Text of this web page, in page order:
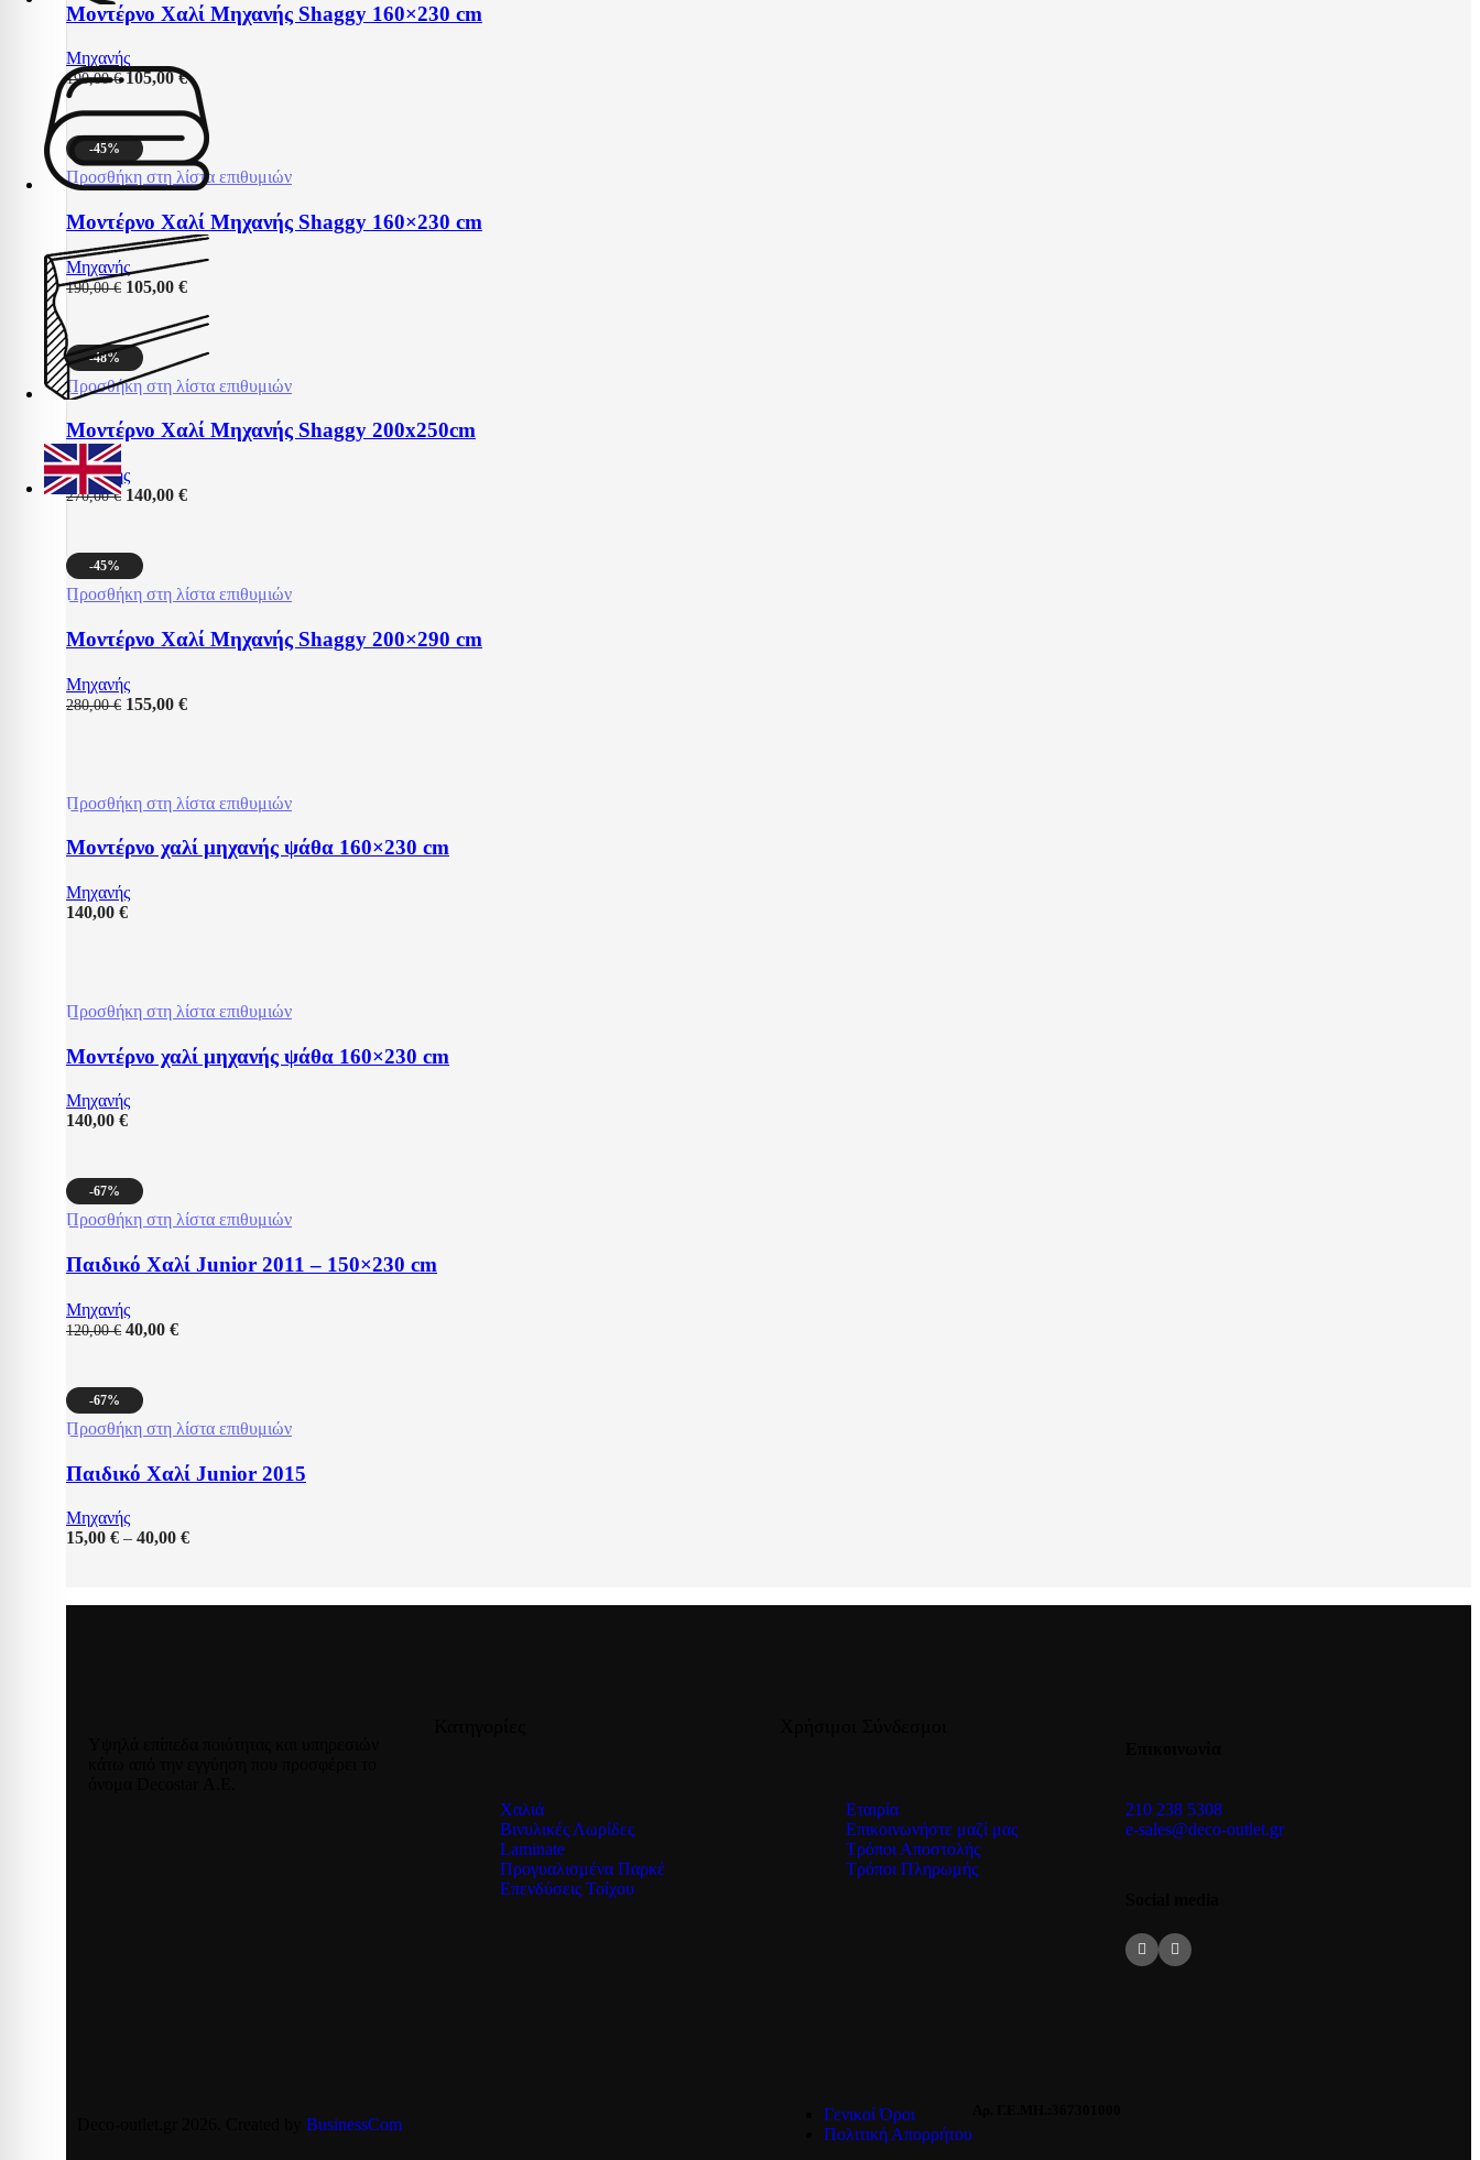
Μοντέρνο Χαλί Μηχανής Shaggy 160×230 cm
Μηχανής
190,00€ 105,00€
-45%
Προσθήκη στη λίστα επιθυμιών
Μοντέρνο Χαλί Μηχανής Shaggy 160×230 cm
Μηχανής
190,00€ 105,00 €
-48%
Προσθήκη στη λίστα επιθυμιών
Μοντέρνο Χαλί Μηχανής Shaggy 200x250cm
Μηχανής
270,00€ 140,00 €
-45%
Προσθήκη στη λίστα επιθυμιών
Μοντέρνο Χαλί Μηχανής Shaggy 200×290 cm
Μηχανής
280,00€ 155,00 €
Προσθήκη στη λίστα επιθυμιών
Μοντέρνο χαλί μηχανής ψάθα 160×230 cm
Μηχανής
140,00 €
Προσθήκη στη λίστα επιθυμιών
Μοντέρνο χαλί μηχανής ψάθα 160×230 cm
Μηχανής
140,00 €
-67%
Προσθήκη στη λίστα επιθυμιών
Παιδικό Χαλί Junior 2011 – 150×230 cm
Μηχανής
120,00€ 40,00 €
-67%
Προσθήκη στη λίστα επιθυμιών
Παιδικό Χαλί Junior 2015
Μηχανής
15,00 € – 40,00 €
Χαλιά
Βινυλικές Λωρίδες
Laminate
Προγυαλισμένα Παρκέ
Επενδύσεις Τοίχου
Εταιρία
Επικοινωνήστε μαζί μας
Τρόποι Αποστολής
Τρόποι Πληρωμής
210 238 5308
e-sales@deco-outlet.gr
BusinessCom
Γενικοί Όροι
Πολιτική Απορρήτου